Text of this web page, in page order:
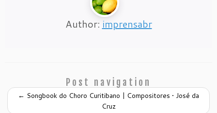
Author: imprensabr
Post navigation
← Songbook do Choro Curitibano | Compositores • José da
Cruz